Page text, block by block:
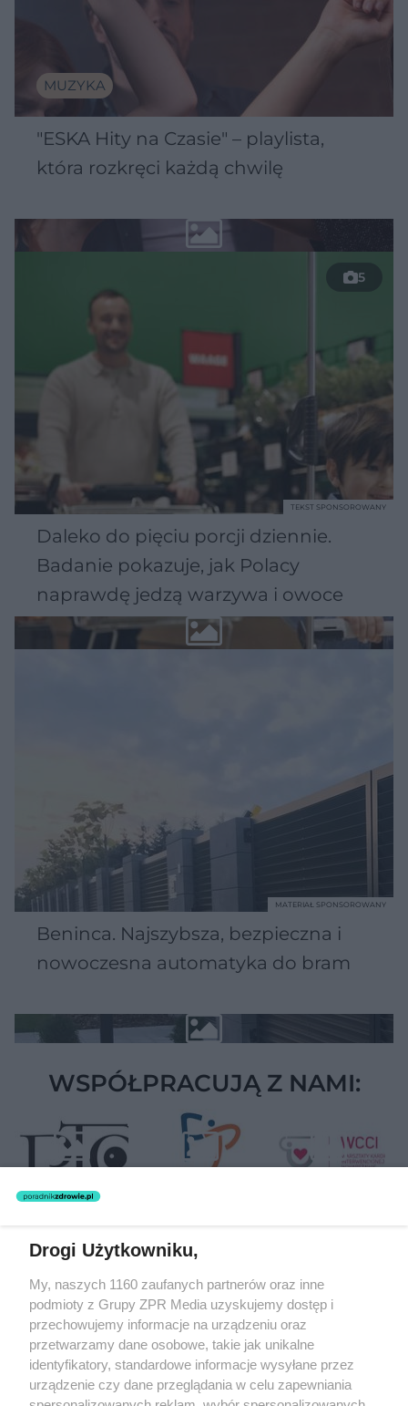
MUZYKA
"ESKA Hity na Czasie" – playlista,
która rozkręci każdą chwilę
5
Daleko do pięciu porcji dziennie.
Badanie pokazuje, jak Polacy
naprawdę jedzą warzywa i owoce
TEKST SPONSOROWANY
Beninca. Najszybsza, bezpieczna i
nowoczesna automatyka do bram
MATERIAŁ SPONSOROWANY
WSPÓŁPRACUJĄ Z NAMI:
Żaden utwór zamieszczony w serwisie nie może być powielany i
rozpowszechniany lub dalej rozpowszechniany w jakikolwiek sposób
(w tym także elektroniczny lub mechaniczny) na jakimkolwiek polu
eksploatacji w jakiejkolwiek formie, włącznie z umieszczaniem w
Internecie bez pisemnej zgody właściciela praw. Jakiekolwiek użycie
lub wykorzystanie utworów w całości lub w części z naruszeniem
prawa, tzn. bez właściwej zgody, jest zabronione pod groźbą kary i
może być ścigane prawnie.
Drogi Użytkowniku,
My, naszych 1160 zaufanych partnerów oraz inne
podmioty z Grupy ZPR Media uzyskujemy dostęp i
przechowujemy informacje na urządzeniu oraz
przetwarzamy dane osobowe, takie jak unikalne
identyfikatory, standardowe informacje wysyłane przez
urządzenie czy dane przeglądania w celu zapewniania